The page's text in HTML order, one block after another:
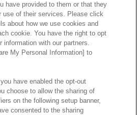
質問・お問い合わせ
Namco Amusement Inc.
Amusement Lab Inc.
Namco Experience Inc.
have provided to them or that they
use of their services. Please click
about how we use cookies and
cookie. You have the right to opt
information with our partners.
My Personal Information] to
have enabled the opt-out
choose to allow the sharing of
on the following setup banner,
consented to the sharing